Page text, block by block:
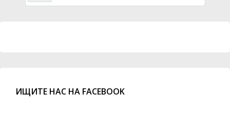
ИЩИТЕ НАС НА FACEBOOK